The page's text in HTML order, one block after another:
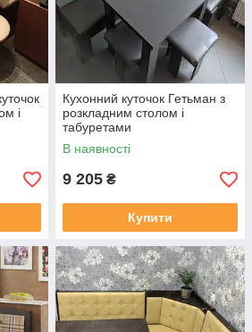
і
Кухонний куточок Гетьман з
розкладним столом і
табуретами
В наявності
9 205 ₴
Купити